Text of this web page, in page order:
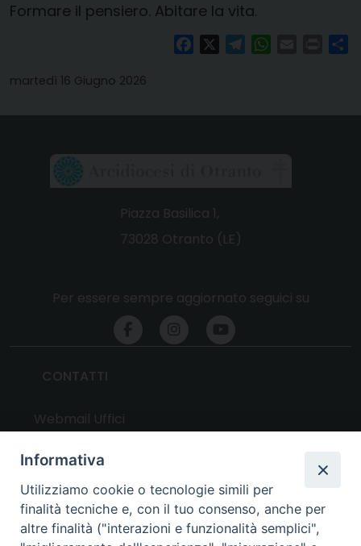
Formare il pensiero. Abitare la vita.
FacebookTelegramWhatsAppPrint
martedì 16 Giugno 2026
UTILITY
News
Informativa
Utilizziamo cookie o tecnologie simili per
finalità tecniche e, con il tuo consenso, anche per
altre finalità ("interazioni e funzionalità semplici",